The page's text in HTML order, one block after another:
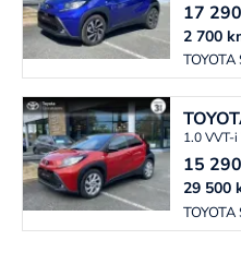
17
2 700
1.0 VVT-
15
29 500